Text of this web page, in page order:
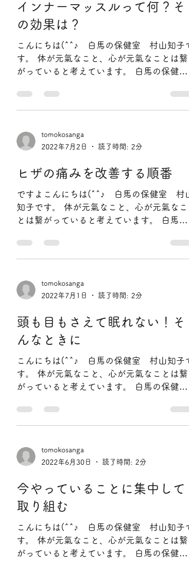
てしまう 「痛みの出ない体の動かし方」...
tomokosanga
2022年7月3日
読了時間: 2分
インナーマッスルって何？そ
の効果は？
こんにちは(^^♪ 白馬の保健室 村山知子で
がっていると考えています。 白馬の保健室
では体と心が元氣になること 気がついた
てしまう 「痛みの出ない体の動かし方」...
tomokosanga
2022年7月2日
読了時間: 2分
ヒザの痛みを改善する順番
ですよこんにちは(^^♪ 白馬の保健室 村山
とは繋がっていると考えています。 白馬の
保健室では体と心が元氣になること 気がつ
なってしまう 「痛みの出ない体の動かし
方」...
tomokosanga
2022年7月1日
読了時間: 2分
頭も目もさえて眠れない！そ
んなときに
こんにちは(^^♪ 白馬の保健室 村山知子で
がっていると考えています。 白馬の保健室
では体と心が元氣になること 気がついた
てしまう 「痛みの出ない体の動かし方」...
tomokosanga
2022年6月30日
読了時間: 2分
今やっていることに集中して